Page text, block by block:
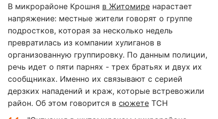
В микрорайоне Крошня в Житомире нарастает
напряжение: местные жители говорят о группе
подростков, которая за несколько недель
превратилась из компании хулиганов в
организованную группировку. По данным полиции,
речь идет о пяти парнях - трех братьях и двух их
сообщниках. Именно их связывают с серией
дерзких нападений и краж, которые встревожили
район. Об этом говорится в сюжете ТСН